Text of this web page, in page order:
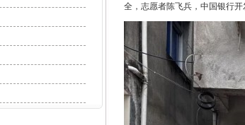
全，志愿者陈飞兵，中国银行